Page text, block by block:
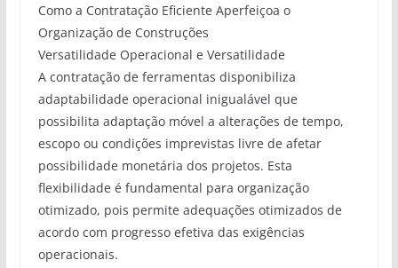
Como a Contratação Eficiente Aperfeiçoa o
Organização de Construções
Versatilidade Operacional e Versatilidade
A contratação de ferramentas disponibiliza
adaptabilidade operacional inigualável que
possibilita adaptação móvel a alterações de tempo,
escopo ou condições imprevistas livre de afetar
possibilidade monetária dos projetos. Esta
flexibilidade é fundamental para organização
otimizado, pois permite adequações otimizados de
acordo com progresso efetiva das exigências
operacionais.